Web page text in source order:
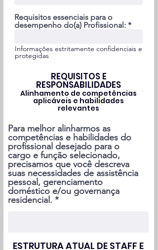
Requisitos essenciais para o
desempenho do(a) Profissional:
Informações estritamente confidenciais e
protegidas
REQUISITOS E
RESPONSABILIDADES
Alinhamento de competências
aplicáveis e habilidades
relevantes
Para melhor alinharmos as
competências e habilidades do
profissional desejado para o
cargo e função selecionado,
precisamos que você descreva
suas necessidades de assistência
pessoal, gerenciamento
doméstico e/ou governança
residencial.
ESTRUTURA ATUAL DE STAFF E